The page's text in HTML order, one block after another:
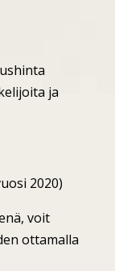
ja
2020)
voit
ottamalla